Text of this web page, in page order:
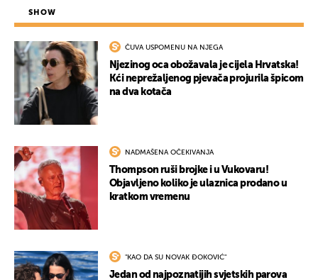
SHOW
ČUVA USPOMENU NA NJEGA
Njezinog oca obožavala je cijela Hrvatska!
Kći neprežaljenog pjevača projurila špicom
na dva kotača
NADMAŠENA OČEKIVANJA
Thompson ruši brojke i u Vukovaru!
Objavljeno koliko je ulaznica prodano u
kratkom vremenu
"KAO DA SU NOVAK ĐOKOVIĆ"
Jedan od najpoznatijih svjetskih parova